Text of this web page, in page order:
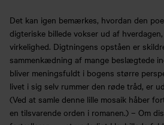
Det kan igen bemærkes, hvordan den
digteriske billede vokser ud af
virkelighed. Digtningens opståen er
sammenkædning af mange beslægtede
bliver meningsfuldt i bogens større
livet i sig selv rummer den røde tråd, er
(Ved at samle denne lille mosaik håber
en tilsvarende orden i romanen.) – Om